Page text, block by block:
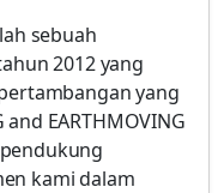
sebuah
2012 yang
yang
EARTHMOVING
pendukung
kami dalam